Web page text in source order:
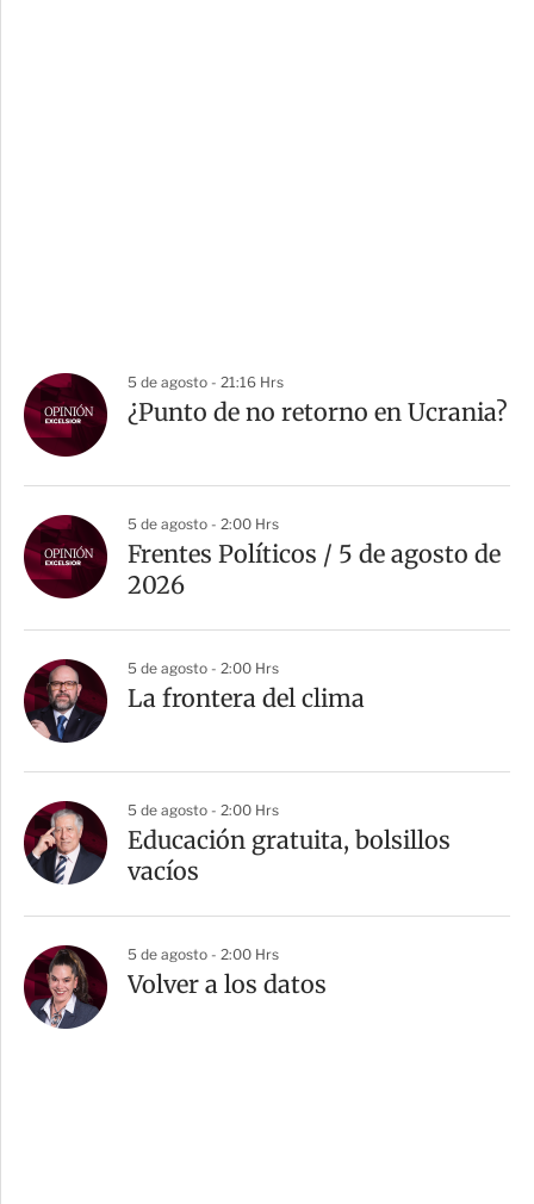
5 de agosto - 21:16 Hrs
¿Punto de no retorno en Ucrania?
5 de agosto - 2:00 Hrs
Frentes Políticos / 5 de agosto de
2026
5 de agosto - 2:00 Hrs
La frontera del clima
5 de agosto - 2:00 Hrs
Educación gratuita, bolsillos
vacíos
5 de agosto - 2:00 Hrs
Volver a los datos